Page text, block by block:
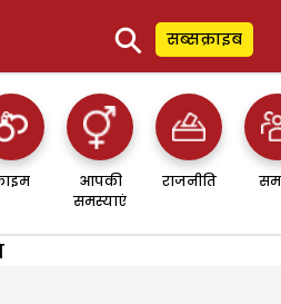
⚲ सब्सक्राइब
आपकी
समस्याएं
राजनीति